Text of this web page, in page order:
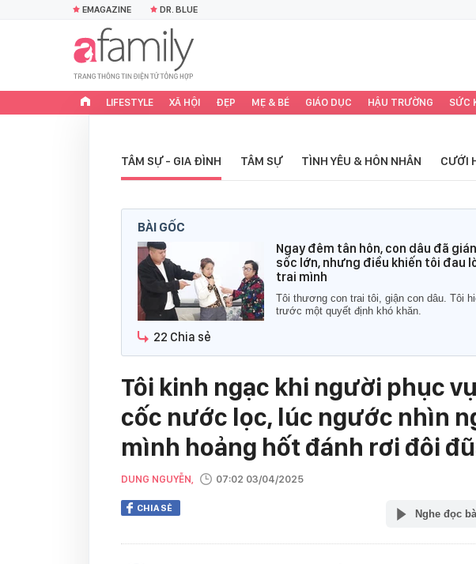
EMAGAZINE DR. BLUE
LIFESTYLE XÃ HỘI ĐẸP MẸ & BÉ GIÁO DỤC HẬU TRƯỜNG SỨC
TÂM SỰ - GIA ĐÌNH TÂM SỰ TÌNH YÊU & HÔN NHÂN CƯỚI
BÀI GỐC
Ngay đêm tân hôn, con dâu đã
sốc lớn, nhưng điều khiến tôi đau
trai mình
Tôi thương con trai tôi, giận con dâu. Tôi
trước một quyết định khó khăn.
22 Chia sẻ
Tôi kinh ngạc khi người phục
cốc nước lọc, lúc ngước nhìn
mình hoảng hốt đánh rơi đôi
DUNG NGUYỄN, 07:02 03/04/2025
CHIA SẺ Nghe đọc